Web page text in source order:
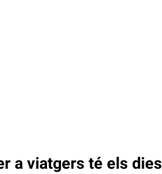
a viatgers té els dies